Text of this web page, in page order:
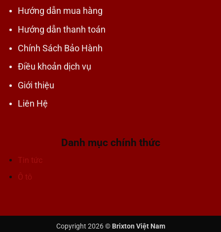
Hướng dẫn mua hàng
Hướng dẫn thanh toán
Chính Sách Bảo Hành
Điều khoản dịch vụ
Giới thiệu
Liên Hệ
Danh mục chính thức
Tin tức
Ô tô
Copyright 2026 © Brixton Việt Nam